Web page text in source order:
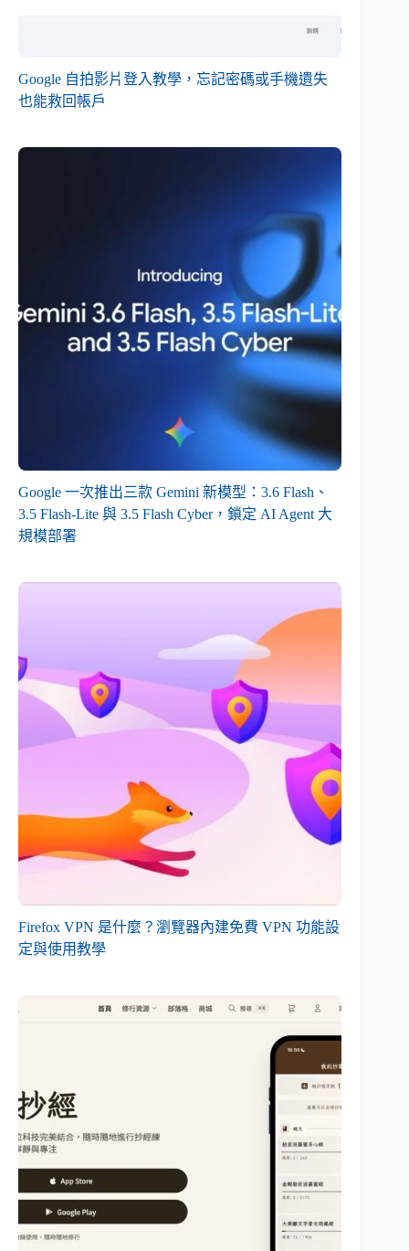
Google 自拍影片登入教學，忘記密碼或手機遺失
也能救回帳戶
Google 一次推出三款 Gemini 新模型：3.6 Flash、
3.5 Flash-Lite 與 3.5 Flash Cyber，鎖定 AI Agent 大
規模部署
Firefox VPN 是什麼？瀏覽器內建免費 VPN 功能設
定與使用教學